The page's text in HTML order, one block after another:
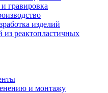
гравировка
изделий
из реактопластичных
и монтажу